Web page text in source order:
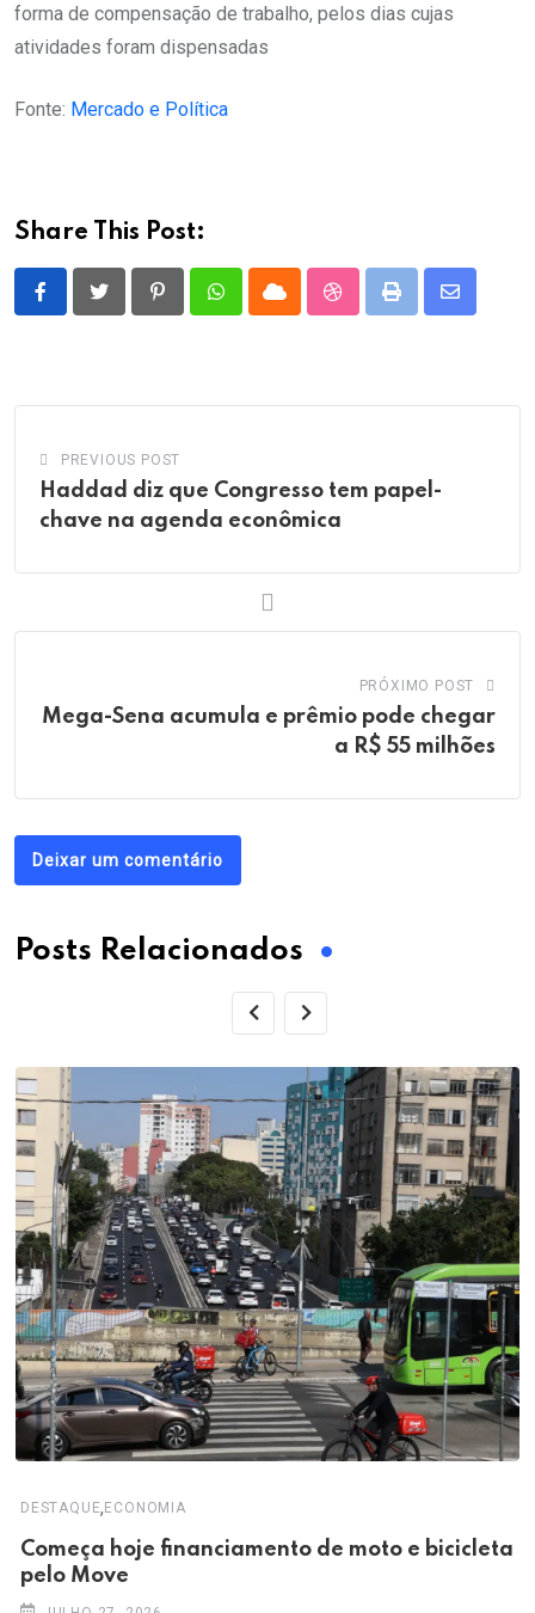
forma de compensação de trabalho, pelos dias cujas
atividades foram dispensadas
Fonte: Mercado e Política
Share This Post:
PinterestWhatsappCloud StumbleUpon
Print
Share
PREVIOUS POST
Haddad diz que Congresso tem papel-
chave na agenda econômica
PRÓXIMO POST
Mega-Sena acumula e prêmio pode chegar
a R$ 55 milhões
Deixar um comentário
Posts Relacionados
DESTAQUE,ECONOMIA
Começa hoje financiamento de moto e bicicleta
pelo Move